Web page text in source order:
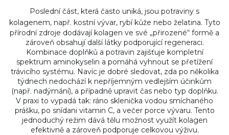
Poslední část, která často uniká, jsou potraviny s
kolagenem, např. kostní vývar, rybí kůže nebo želatina. Tyto
přírodní zdroje dodávají kolagen ve své „přirozené“ formě a
zároveň obsahují další látky podporující regeneraci.
Kombinace doplňků a potravin zajišťuje kompletní
spektrum aminokyselin a pomáhá vyhnout se přetížení
trávicího systému. Navíc je dobré sledovat, zda po několika
týdnech nedochází k nepříjemným vedlejším účinkům
(např. nadýmání), a případně upravit čas nebo typ doplňku.
V praxi to vypadá tak: ráno sklenička vodou smíchaného
prášku, po snídani vitamin C, a večer porce vývaru. Tento
jednoduchý režim dává tělu možnost využít kolagen
efektivně a zároveň podporuje celkovou výživu.